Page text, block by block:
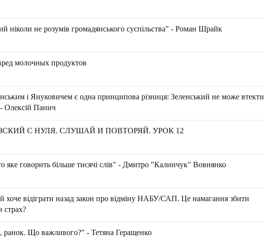
ніколи не розумів громадянського суспільства" - Роман Шрайк
молочных продуктов
і Януковичем є одна принципова різниця: Зеленський не може втекти
Олексій Панич
С НУЛЯ. СЛУШАЙ И ПОВТОРЯЙ. УРОК 12
яке говорить більше тисячі слів" - Дмитро "Калинчук" Вовнянко
хоче відіграти назад закон про відміну НАБУ/САП. Це намагання збити
страх?
ранок. Що важливого?" - Тетяна Геращенко